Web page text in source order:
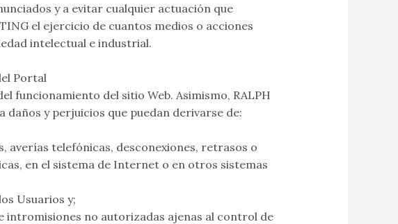
y a evitar cualquier actuación que
el ejercicio de cuantos medios o acciones
intelectual e industrial.
Portal
funcionamiento del sitio Web. Asimismo, RALPH
daños y perjuicios que puedan derivarse de:
telefónicas, desconexiones, retrasos o
en el sistema de Internet o en otros sistemas
Usuarios y;
intromisiones no autorizadas ajenas al control de